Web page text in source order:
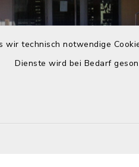
wir technisch notwendige
Dienste wird bei Bedarf